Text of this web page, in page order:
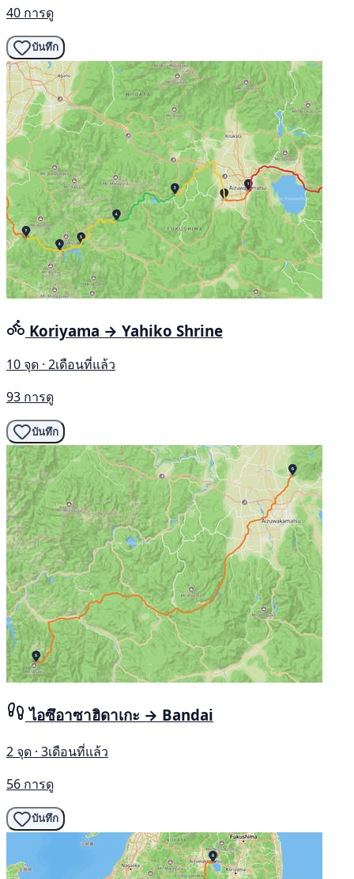
40 การดู
บันทึก
Koriyama → Yahiko Shrine
10 จุด · 2เดือนที่แล้ว
93 การดู
บันทึก
ไอซึอาซาฮิดาเกะ → Bandai
2 จุด · 3เดือนที่แล้ว
56 การดู
บันทึก